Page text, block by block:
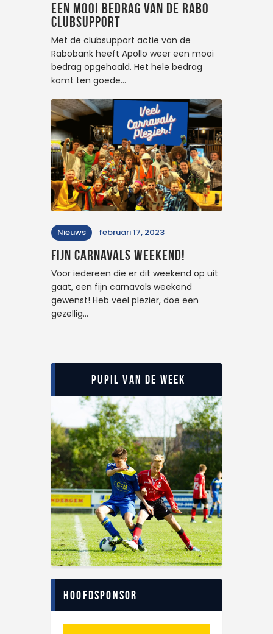
Een mooi bedrag van de Rabo
clubsupport
Met de clubsupport actie van de
Rabobank heeft Apollo weer een mooi
bedrag opgehaald. Het hele bedrag
komt ten goede…
Nieuws februari 17, 2023
Fijn carnavals weekend!
Voor iedereen die er dit weekend op uit
gaat, een fijn carnavals weekend
gewenst! Heb veel plezier, doe een
gezellig…
Pupil van de Week
Hoofdsponsor